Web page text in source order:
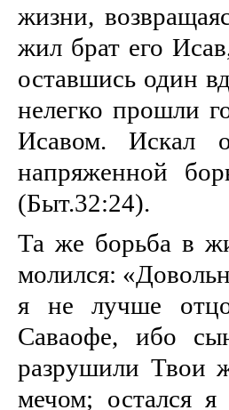
жизни,
жил брат его
оставшись один
нелегко прошли
Исавом. Искал
напряженной
(Быт.32:24).
Та же борьба в
молился:
я не лучше
Саваофе, ибо
разрушили Твои
мечом; остался